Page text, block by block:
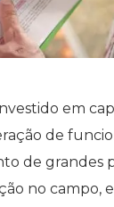
em
de
de grandes
no campo,